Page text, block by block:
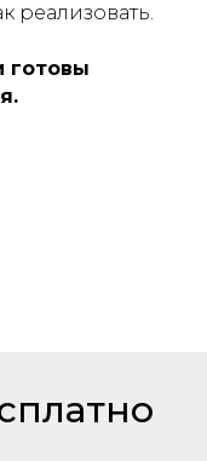
реализовать.
готовы